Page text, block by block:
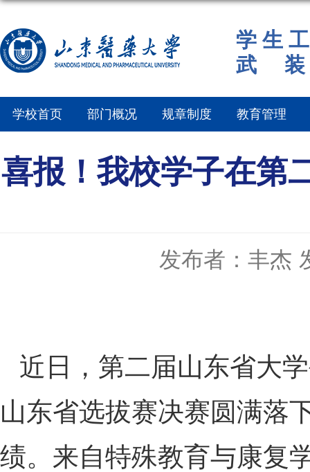
学 生
武
学校首页 部门概况 规章制度 教育管理
喜报！我校学子在第
发布者：丰杰
近日，第二届山东省大
山东省选拔赛决赛圆满落
绩。来自特殊教育与康复